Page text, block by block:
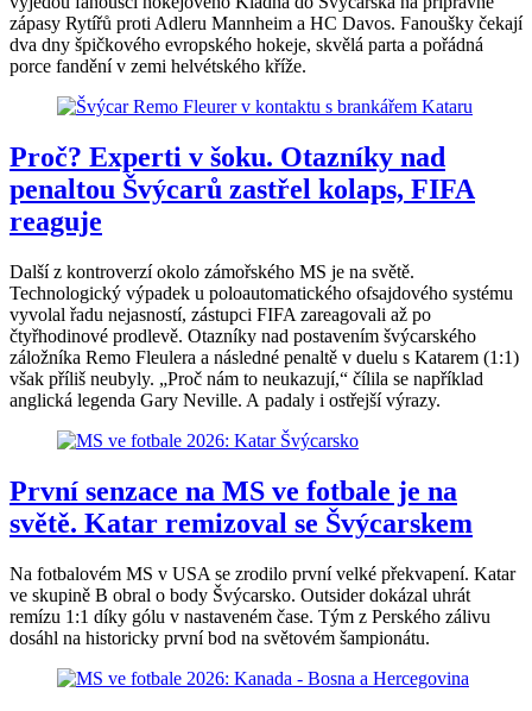
zápasy Rytířů proti Adleru Mannheim a HC Davos. Fanoušky čekají
dva dny špičkového evropského hokeje, skvělá parta a pořádná
porce fandění v zemi helvétského kříže.
Proč? Experti v šoku. Otazníky nad
penaltou Švýcarů zastřel kolaps, FIFA
reaguje
Další z kontroverzí okolo zámořského MS je na světě.
Technologický výpadek u poloautomatického ofsajdového systému
vyvolal řadu nejasností, zástupci FIFA zareagovali až po
čtyřhodinové prodlevě. Otazníky nad postavením švýcarského
záložníka Remo Fleulera a následné penaltě v duelu s Katarem (1:1)
však příliš neubyly. „Proč nám to neukazují,“ čílila se například
anglická legenda Gary Neville. A padaly i ostřejší výrazy.
První senzace na MS ve fotbale je na
světě. Katar remizoval se Švýcarskem
Na fotbalovém MS v USA se zrodilo první velké překvapení. Katar
ve skupině B obral o body Švýcarsko. Outsider dokázal uhrát
remízu 1:1 díky gólu v nastaveném čase. Tým z Perského zálivu
dosáhl na historicky první bod na světovém šampionátu.